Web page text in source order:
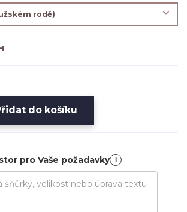
do košíku
pro Vaše požadavky i